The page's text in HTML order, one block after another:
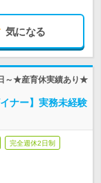
気になる
～★産育休実績あり★
ナー】実務未経験
完全週休2日制